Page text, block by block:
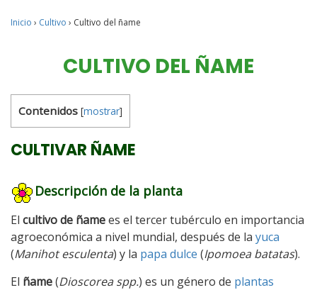
Inicio › Cultivo › Cultivo del ñame
CULTIVO DEL ÑAME
Contenidos [mostrar]
CULTIVAR ÑAME
Descripción de la planta
El cultivo de ñamees el tercer tubérculo en importancia
agroeconómica a nivel mundial, después de la yuca
(Manihot esculenta) y la papa dulce (Ipomoea batatas).
El ñame(Dioscorea spp.) es un género de plantas